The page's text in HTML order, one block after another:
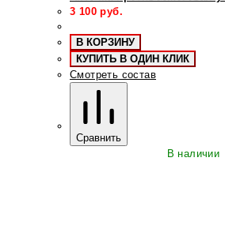
3 100 руб.
В КОРЗИНУ
КУПИТЬ В ОДИН КЛИК
Смотреть состав
Сравнить
В наличии